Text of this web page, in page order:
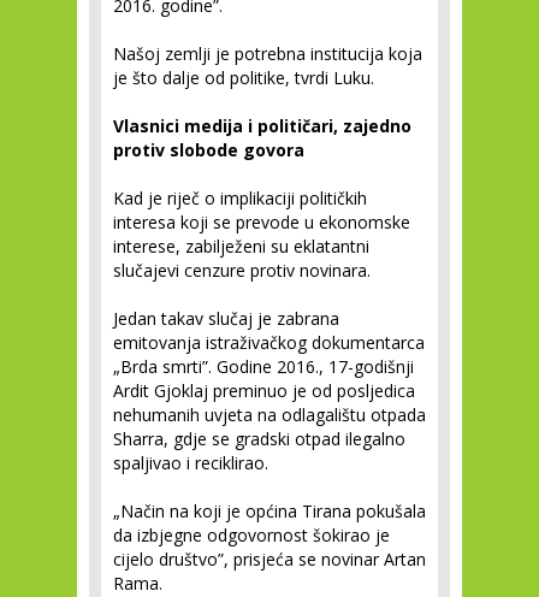
2016. godine”.
Našoj zemlji je potrebna institucija koja
je što dalje od politike, tvrdi Luku.
Vlasnici medija i političari, zajedno
protiv slobode govora
Kad je riječ o implikaciji političkih
interesa koji se prevode u ekonomske
interese, zabilježeni su eklatantni
slučajevi cenzure protiv novinara.
Jedan takav slučaj je zabrana
emitovanja istraživačkog dokumentarca
„Brda smrti”. Godine 2016., 17-godišnji
Ardit Gjoklaj preminuo je od posljedica
nehumanih uvjeta na odlagalištu otpada
Sharra, gdje se gradski otpad ilegalno
spaljivao i reciklirao.
„Način na koji je općina Tirana pokušala
da izbjegne odgovornost šokirao je
cijelo društvo”, prisjeća se novinar Artan
Rama.